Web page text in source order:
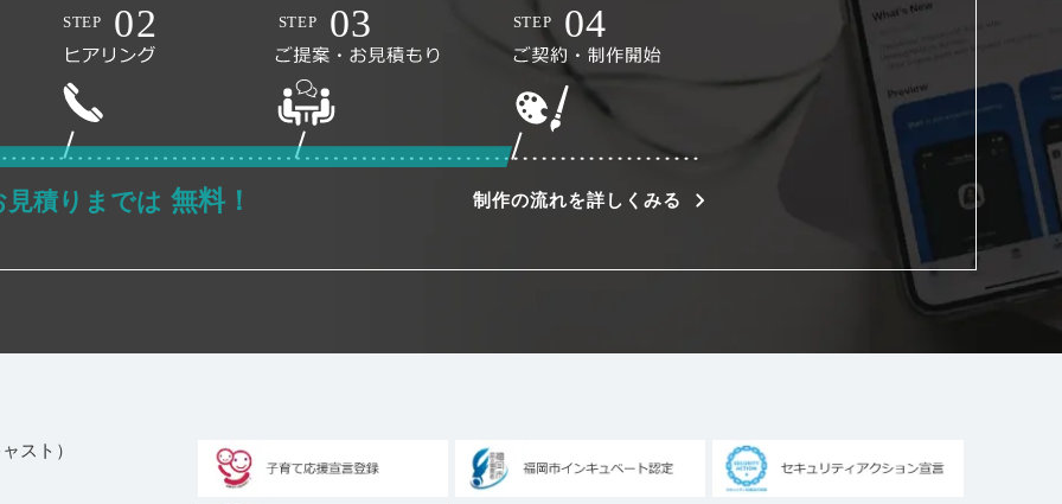
積りまでは 無料！ 制作の流れを詳しくみる
スト）